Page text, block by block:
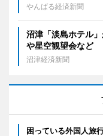
やんばる経済新聞
沼津「淡島ホテル
や星空観望会など
沼津経済新聞
困っている外国人旅